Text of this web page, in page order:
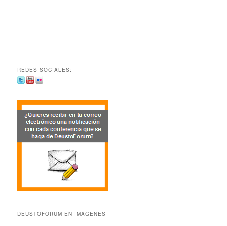
REDES SOCIALES:
DEUSTOFORUM EN IMÁGENES